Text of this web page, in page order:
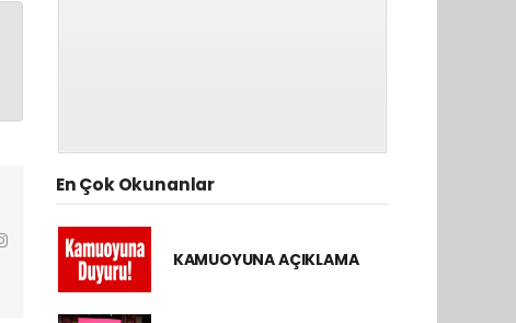
En Çok Okunanlar
KAMUOYUNA AÇIKLAMA